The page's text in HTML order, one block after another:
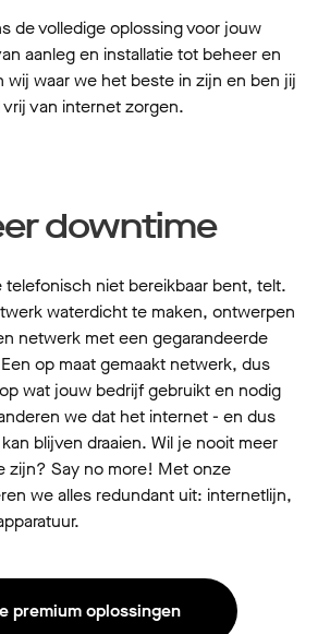
de volledige oplossing voor jouw
aanleg en installatie tot beheer en
wij waar we het beste in zijn en ben jij
vrij van internet zorgen.
downtime
telefonisch niet bereikbaar bent, telt.
waterdicht te maken, ontwerpen
netwerk met een gegarandeerde
op maat gemaakt netwerk, dus
wat jouw bedrijf gebruikt en nodig
we dat het internet - en dus
blijven draaien. Wil je nooit meer
zijn? Say no more! Met onze
we alles redundant uit: internetlijn,
premium oplossingen